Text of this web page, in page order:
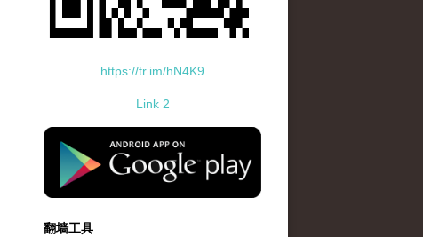
https://tr.im/hN4K9
Link 2
standard-icon-googleplay-app-store.png
翻墙工具